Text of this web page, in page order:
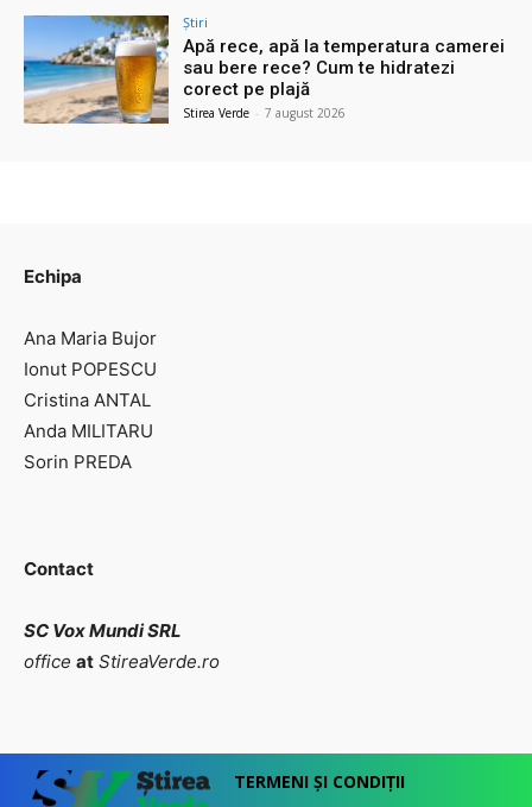
Știri
Apă rece, apă la temperatura camerei
sau bere rece? Cum te hidratezi
corect pe plajă
Stirea Verde - 7 august 2026
Echipa
Ana Maria Bujor
Ionut POPESCU
Cristina ANTAL
Anda MILITARU
Sorin PREDA
Contact
SC Vox Mundi SRL
office at StireaVerde.ro
TERMENI ȘI CONDIȚII